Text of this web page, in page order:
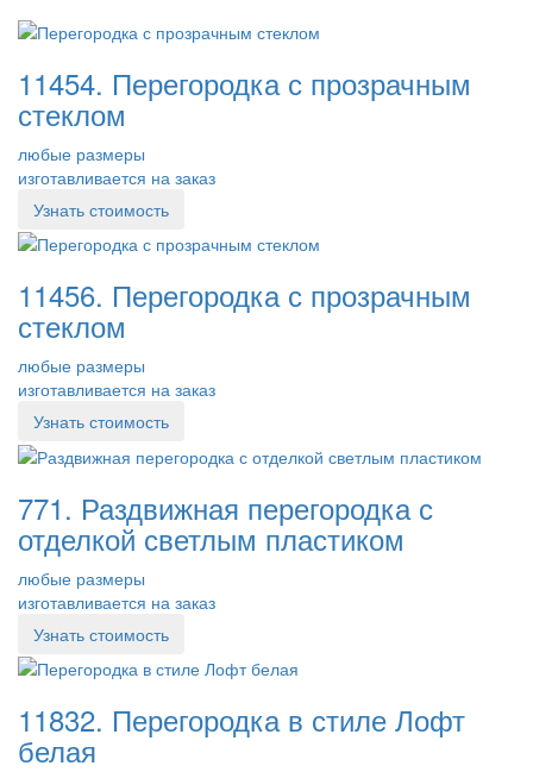
11454. Перегородка с прозрачным
стеклом
любые размеры
изготавливается на заказ
Узнать стоимость
11456. Перегородка с прозрачным
стеклом
любые размеры
изготавливается на заказ
Узнать стоимость
771. Раздвижная перегородка с
отделкой светлым пластиком
любые размеры
изготавливается на заказ
Узнать стоимость
11832. Перегородка в стиле Лофт
белая